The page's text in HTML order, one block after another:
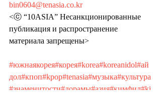
bin0604@tenasia.co.kr
<ⓒ “10ASIA” Несанкционированные
публикация и распространение
материала запрещены>
#южнаякорея#корея#korea#koreanidol#ай
дол#кпоп#kpop#tenasia#музыка#культура
#знаменитости#дорамы#азия#кимфил#ki